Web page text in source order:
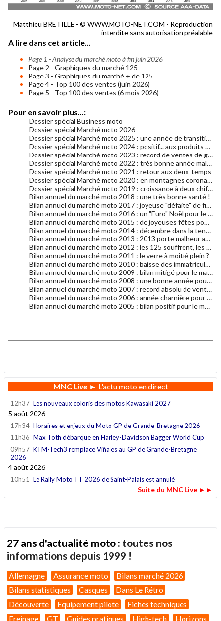
Matthieu BRETILLE - © WWW.MOTO-NET.COM - Reproduction
interdite sans autorisation préalable
A lire dans cet article...
Page 1 - Analyse du marché moto à fin juin 2026
Page 2 - Graphiques du marché 125
Page 3 - Graphiques du marché + de 125
Page 4 - Top 100 des ventes (juin 2026)
Page 5 - Top 100 des ventes (6 mois 2026)
Pour en savoir plus...:
Dossier spécial Business moto
Dossier spécial Marché moto 2026
Dossier spécial Marché moto 2025 : une année de transition(s)
Dossier spécial Marché moto 2024 : positif... aux produits Euro5
Dossier spécial Marché moto 2023 : record de ventes de grosses motos
Dossier spécial Marché moto 2022 : très bonne année malgré tout
Dossier spécial Marché moto 2021 : retour aux deux-temps
Dossier spécial Marché moto 2020 : en montagnes coronavi-russes
Dossier spécial Marché moto 2019 : croissance à deux chiffres
Bilan annuel du marché moto 2018 : une très bonne santé !
Bilan annuel du marché moto 2017 : joyeuse "défaite" de fin d'année
Bilan annuel du marché moto 2016 : un "Euro" Noël pour le marché moto
Bilan annuel du marché moto 2015 : de joyeuses fêtes pour le marché moto
Bilan annuel du marché moto 2014 : décembre dans la tendance générale 2014
Bilan annuel du marché moto 2013 : 2013 porte malheur au marché du motocycle
Bilan annuel du marché moto 2012 : les 125 souffrent, les gros cubes résistent
Bilan annuel du marché moto 2011 : le verre à moitié plein ?
Bilan annuel du marché moto 2010 : baisse des immatriculations en 2010
Bilan annuel du marché moto 2009 : bilan mitigé pour le marché français
Bilan annuel du marché moto 2008 : une bonne année pour le motocycle
Bilan annuel du marché moto 2007 : record absolu de ventes de motocycles
Bilan annuel du marché moto 2006 : année charnière pour les deux-roues
Bilan annuel du marché moto 2005 : bilan positif pour le marché de la moto
MNCLive► L'actu moto en direct
12h37 Les nouveaux coloris des motos Kawasaki 2027
5 août 2026
17h34 Horaires et enjeux du Moto GP de Grande-Bretagne 2026
11h36 Max Toth débarque en Harley-Davidson Bagger World Cup
09h57 KTM-Tech3 remplace Viñales au GP de Grande-Bretagne
2026
4 août 2026
10h51 Le Rally Moto TT 2026 de Saint-Palais est annulé
Suite du MNC Live ►►
27 ans d'actualité moto : toutes nos
informations depuis 1999 !
Allemagne Assurance moto
Bilans marché 2026
Bilans statistiques
Casques
Dans Le Rétro
Découverte
Equipement pilote
Fiches techniques
Freinage
GT Guides pratiques High-tech Horizons